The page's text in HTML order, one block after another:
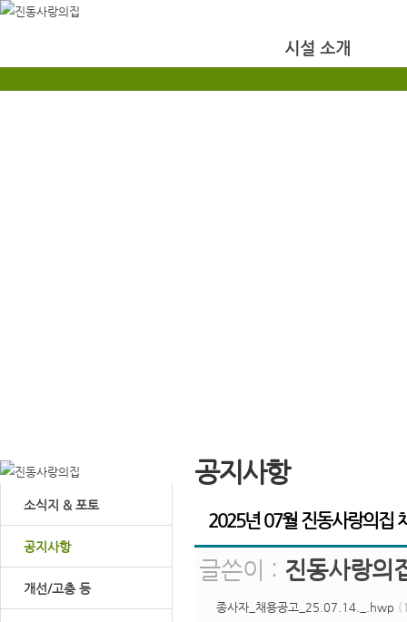
시설 소개
소식지 & 포토
공지사항
개선/고충 등
공지사항
2025년 07월 진동사랑의집
글쓴이 : 진동사랑의
종사자_채용공고_25.07.14._.hwp